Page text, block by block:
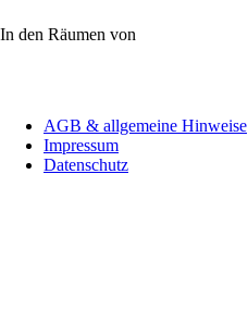
In den Räumen von
überspringenAGB & allgemeine Hinweise
Impressum
Datenschutz